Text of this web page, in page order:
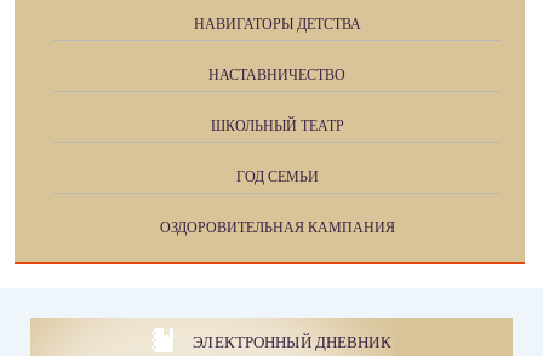
НАВИГАТОРЫ ДЕТСТВА
НАСТАВНИЧЕСТВО
ШКОЛЬНЫЙ ТЕАТР
ГОД СЕМЬИ
ОЗДОРОВИТЕЛЬНАЯ КАМПАНИЯ
ЭЛЕКТРОННЫЙ ДНЕВНИК